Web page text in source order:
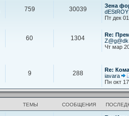
759 30039
Зена
dEStROY
Пт дек
60 1304
Re:
Чт мар
9 288
Re:
iavara
Пн окт
ТЕМЫ СООБЩЕНИЯ